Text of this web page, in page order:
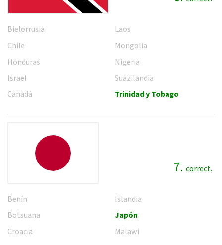
Bielorrusia
Chile
Honduras
Israel
Canadá
Laos
Mongolia
Nigeria
Suazilandia
Trinidad y Tobago
7. correct.
Benín
Botsuana
Croacia
Islandia
Japón
Malawi